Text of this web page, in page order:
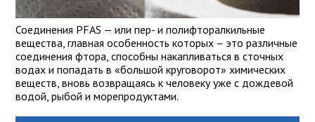
Соединения PFAS — или пер- и полифторалкильные
вещества, главная особенность которых – это различные
соединения фтора, способны накапливаться в сточных
водах и попадать в «большой круговорот» химических
веществ, вновь возвращаясь к человеку уже с дождевой
водой, рыбой и морепродуктами.